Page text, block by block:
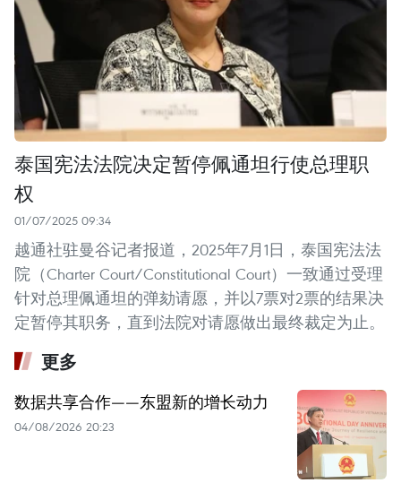
泰国宪法法院决定暂停佩通坦行使总理职
权
01/07/2025 09:34
越通社驻曼谷记者报道，2025年7月1日，泰国宪法法
院（Charter Court/Constitutional Court）一致通过受理
针对总理佩通坦的弹劾请愿，并以7票对2票的结果决
定暂停其职务，直到法院对请愿做出最终裁定为止。
更多
数据共享合作——东盟新的增长动力
04/08/2026 20:23